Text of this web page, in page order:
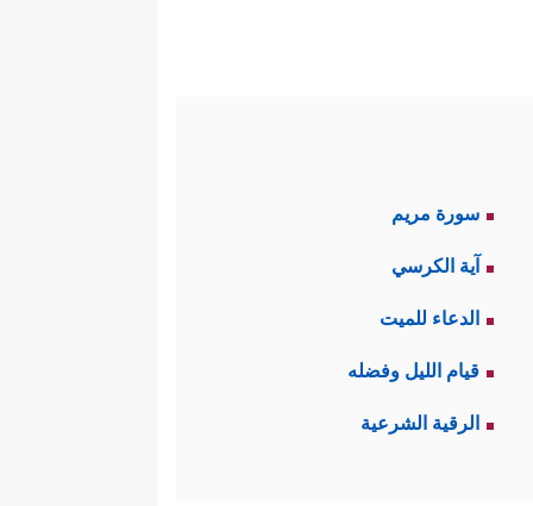
سورة مريم
آية الكرسي
الدعاء للميت
قيام الليل وفضله
الرقية الشرعية